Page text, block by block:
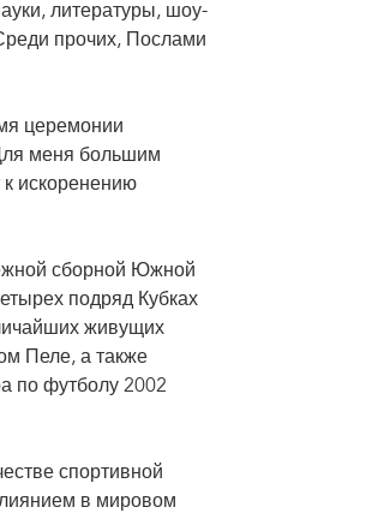
литературы, шоу-
прочих, Послами
церемонии
меня большим
искоренению
сборной Южной
подряд Кубках
живущих
Пеле, а также
по футболу 2002
спортивной
в мировом